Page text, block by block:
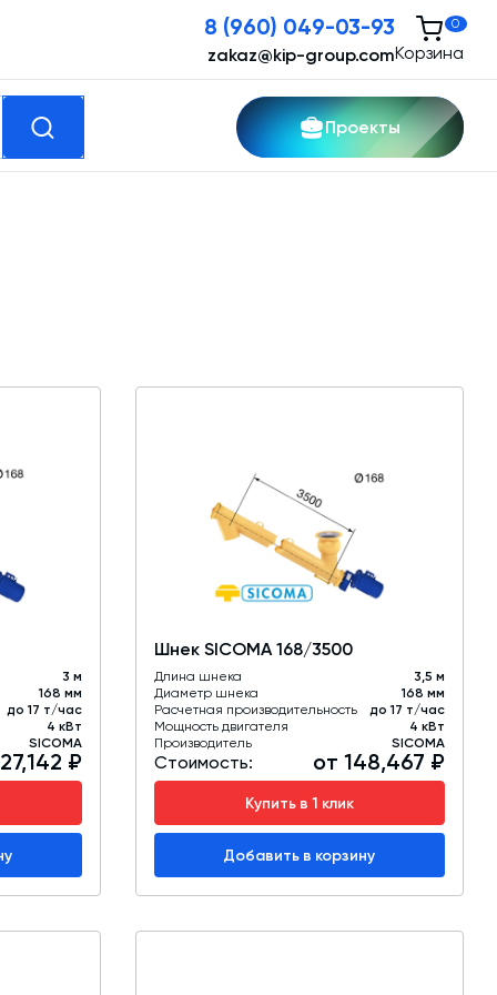
8 (960) 049-03-93
zakaz@kip-group.comКорзина
0
Проекты
Доставка, шеф-монтаж и пуско-наладка и
Автоматизированные системы управления
Экспертиза промышленной безопасности
Технический аудит бетонных заводов и
производств
Проектирование технологических
линий,промышленных зданий и сооружений
3 м
168 мм
до 17 т/час
4 кВт
SICOMA
₽
Шнек SICOMA 168/3500
Длина шнека
3,5 м
Диаметр шнека
168 мм
Расчетная производительность
до 17 т/час
Мощность двигателя
4 кВт
Производитель
SICOMA
Стоимость: от 148,467 ₽
Купить в 1 клик
Добавить в корзину